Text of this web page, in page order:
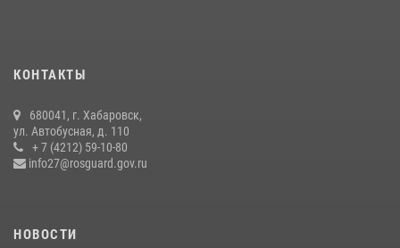
15 июля 2026, 05:05
гражданам государственные услуги в сфере оборота оружия,
частной детективной и охранной деятельности
17 июля 2026, 03:45
КОНТАКТЫ
680041, г. Хабаровск,
ул. Автобусная, д. 110
+ 7 (4212) 59-10-80
info27@rosguard.gov.ru
НОВОСТИ